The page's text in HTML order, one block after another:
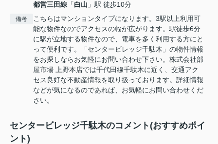
都営三田線 「白山 」駅 徒歩10分
備考
こちらはマンションタイプになります。3駅以上利用可
能な物件なのでアクセスの幅が広がります。駅徒歩6分
に駅が立地する物件なので、電車を多く利用する方にと
って便利です。「センタービレッジ千駄木」の物件情報
をお探しならお気軽にお問い合わせ下さい。株式会社部
屋市場 上野本店では千代田線千駄木に近く、交通アク
セス良好な不動産情報を取り扱っております。詳細情報
などが気になるのであれば、お気軽にお問い合わせくだ
さい。
センタービレッジ千駄木のコメント(おすすめポイ
ント)